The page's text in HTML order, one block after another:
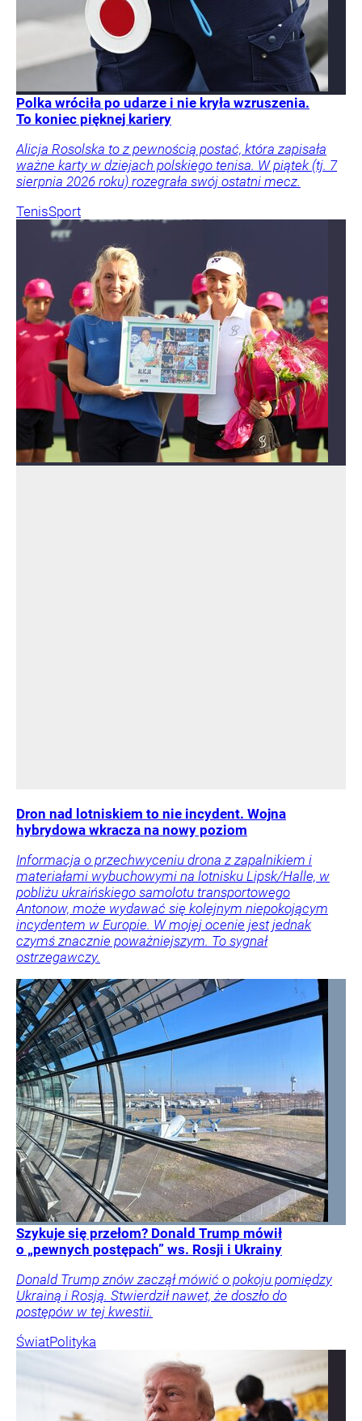
Polka wróciła po udarze i nie kryła wzruszenia.
To koniec pięknej kariery
Alicja Rosolska to z pewnością postać, która zapisała
ważne karty w dziejach polskiego tenisa. W piątek (tj. 7
sierpnia 2026 roku) rozegrała swój ostatni mecz.
TenisSport
Dron nad lotniskiem to nie incydent. Wojna
hybrydowa wkracza na nowy poziom
Informacja o przechwyceniu drona z zapalnikiem i
materiałami wybuchowymi na lotnisku Lipsk/Halle, w
pobliżu ukraińskiego samolotu transportowego
Antonow, może wydawać się kolejnym niepokojącym
incydentem w Europie. W mojej ocenie jest jednak
czymś znacznie poważniejszym. To sygnał
ostrzegawczy.
Szykuje się przełom? Donald Trump mówił
o „pewnych postępach” ws. Rosji i Ukrainy
Donald Trump znów zaczął mówić o pokoju pomiędzy
Ukrainą i Rosją. Stwierdził nawet, że doszło do
postępów w tej kwestii.
ŚwiatPolityka